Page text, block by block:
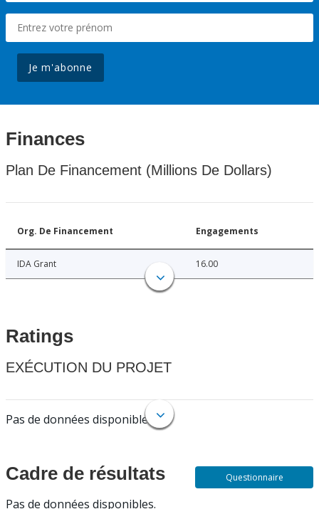
Je m'abonne
Finances
Plan De Financement (Millions De Dollars)
Org. De Financement Engagements
IDA Grant 16.00
Ratings
EXÉCUTION DU PROJET
Pas de données disponibles.
Cadre de résultats
Pas de données disponibles.
Questionnaire